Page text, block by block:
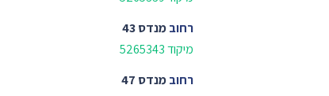
רחובמנדס 43
מיקוד 5265343
רחובמנדס 47